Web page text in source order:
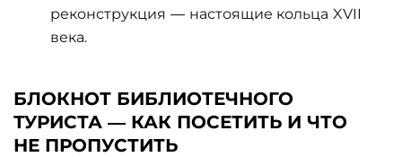
реконструкция — настоящие кольца XVII
века.
БЛОКНОТ БИБЛИОТЕЧНОГО
ТУРИСТА — КАК ПОСЕТИТЬ И ЧТО
НЕ ПРОПУСТИТЬ